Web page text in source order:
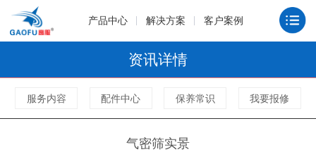
产品中心 解决方案 客户案例
资讯详情
服务内容 配件中心 保养常识 我要报修
气密筛实景